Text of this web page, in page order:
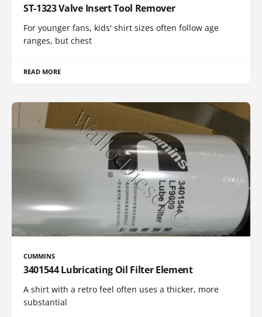
ST-1323 Valve Insert Tool Remover
For younger fans, kids' shirt sizes often follow age
ranges, but chest
READ MORE
CUMMINS
3401544 Lubricating Oil Filter Element
A shirt with a retro feel often uses a thicker, more
substantial